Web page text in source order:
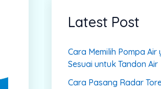
Latest Post
Cara Memilih Pompa Air
Sesuai untuk Tandon Air
Cara Pasang Radar